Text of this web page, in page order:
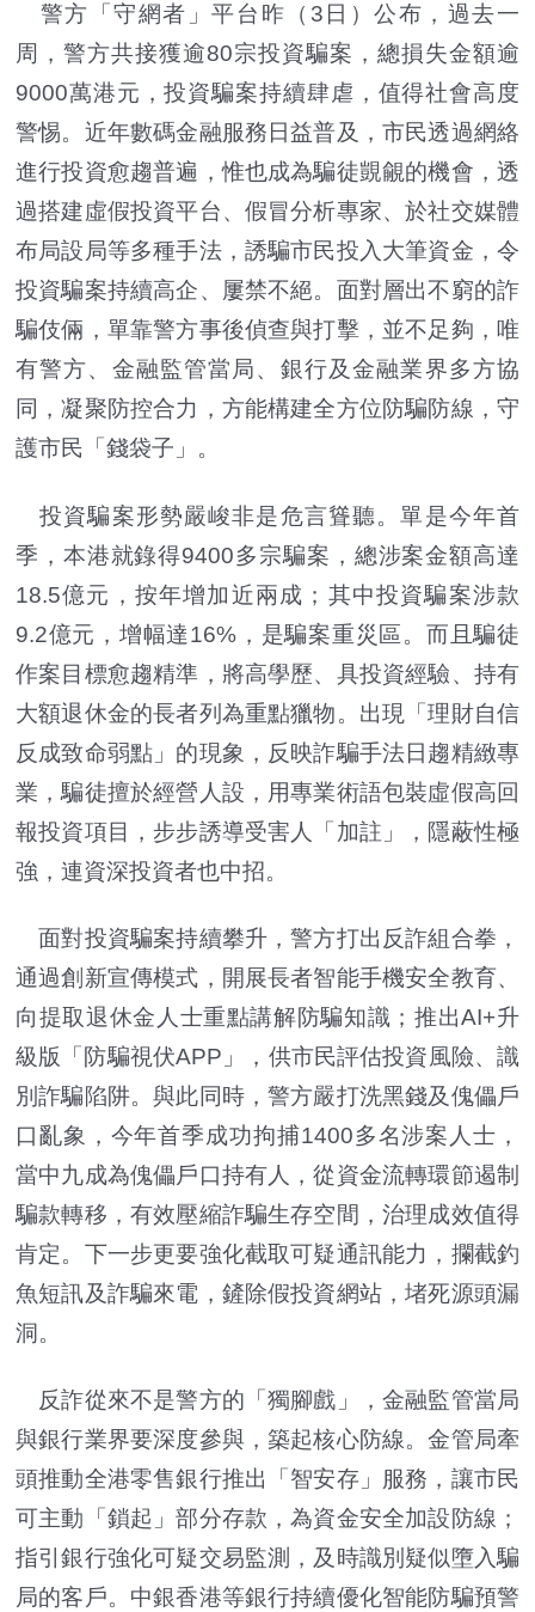
警方「守網者」平台昨（3日）公布，過去一
周，警方共接獲逾80宗投資騙案，總損失金額逾
9000萬港元，投資騙案持續肆虐，值得社會高度
警惕。近年數碼金融服務日益普及，市民透過網絡
進行投資愈趨普遍，惟也成為騙徒覬覦的機會，透
過搭建虛假投資平台、假冒分析專家、於社交媒體
布局設局等多種手法，誘騙市民投入大筆資金，令
投資騙案持續高企、屢禁不絕。面對層出不窮的詐
騙伎倆，單靠警方事後偵查與打擊，並不足夠，唯
有警方、金融監管當局、銀行及金融業界多方協
同，凝聚防控合力，方能構建全方位防騙防線，守
護市民「錢袋子」。
投資騙案形勢嚴峻非是危言聳聽。單是今年首
季，本港就錄得9400多宗騙案，總涉案金額高達
18.5億元，按年增加近兩成；其中投資騙案涉款
9.2億元，增幅達16%，是騙案重災區。而且騙徒
作案目標愈趨精準，將高學歷、具投資經驗、持有
大額退休金的長者列為重點獵物。出現「理財自信
反成致命弱點」的現象，反映詐騙手法日趨精緻專
業，騙徒擅於經營人設，用專業術語包裝虛假高回
報投資項目，步步誘導受害人「加註」，隱蔽性極
強，連資深投資者也中招。
面對投資騙案持續攀升，警方打出反詐組合拳，
通過創新宣傳模式，開展長者智能手機安全教育、
向提取退休金人士重點講解防騙知識；推出AI+升
級版「防騙視伏APP」，供市民評估投資風險、識
別詐騙陷阱。與此同時，警方嚴打洗黑錢及傀儡戶
口亂象，今年首季成功拘捕1400多名涉案人士，
當中九成為傀儡戶口持有人，從資金流轉環節遏制
騙款轉移，有效壓縮詐騙生存空間，治理成效值得
肯定。下一步更要強化截取可疑通訊能力，攔截釣
魚短訊及詐騙來電，鏟除假投資網站，堵死源頭漏
洞。
反詐從來不是警方的「獨腳戲」，金融監管當局
與銀行業界要深度參與，築起核心防線。金管局牽
頭推動全港零售銀行推出「智安存」服務，讓市民
可主動「鎖起」部分存款，為資金安全加設防線；
指引銀行強化可疑交易監測，及時識別疑似墮入騙
局的客戶。中銀香港等銀行持續優化智能防騙預警